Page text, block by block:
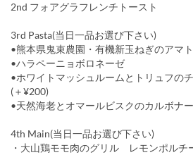
2nd フォアグラフレンチトースト
3rd Pasta(当日一品お選び下さい)
•熊本県鬼束農園・有機新玉ねぎのアマ
•ハラペーニョボロネーゼ
•ホワイトマッシュルームとトリュフの
(＋¥200)
•天然海老とオマールビスクのカルボナ
4th Main(当日一品お選び下さい)
・大山鶏モモ肉のグリル レモンポルチ